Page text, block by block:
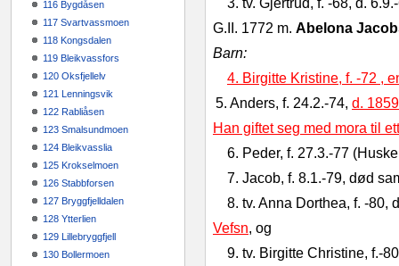
116 Bygdåsen
117 Svartvassmoen
118 Kongsdalen
119 Bleikvassfors
120 Oksfjellelv
121 Lenningsvik
122 Rabliåsen
123 Smalsundmoen
124 Bleikvasslia
125 Krokselmoen
126 Stabbforsen
127 Bryggfjelldalen
128 Ytterlien
129 Lillebryggfjell
130 Bollermoen
3. tv. Gjertrud, f. -68, d.
G.II. 1772 m. Abelona
Barn:
4. Birgitte Kristine, f. -72 ,
5. Anders, f. 24.2.-74, d. 1859
Han giftet seg med mora til
6. Peder, f. 27.3.-77
7. Jacob, f. 8.1.-79, død
8. tv. Anna Dorthea, f. -80,
Vefsn, og
9. tv. Birgitte Christine, f.-